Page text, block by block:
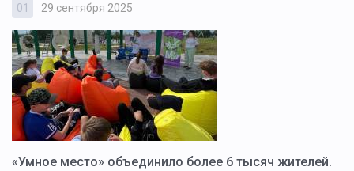
01 29 сентября 2025
«Умное место» объединило более 6 тысяч жителей.